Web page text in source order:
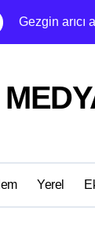
Gezgin arıcı
Yerel